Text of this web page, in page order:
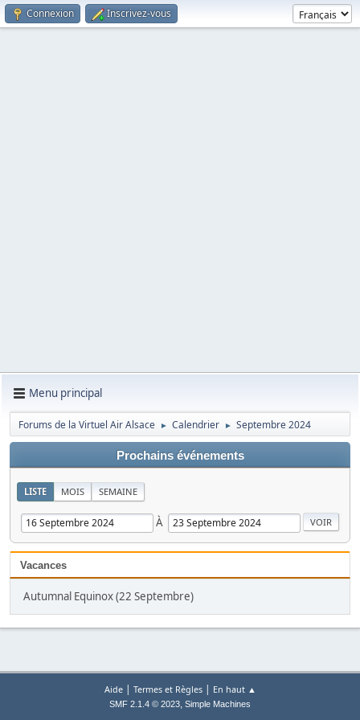
Connexion Inscrivez-vous
Menu principal
Forums de la Virtuel Air Alsace ► Calendrier ► Septembre 2024
Prochains événements
LISTE MOIS SEMAINE
À
Vacances
Autumnal Equinox (22 Septembre)
Aide| Termes et Règles| En haut ▲
SMF 2.1.4 © 2023, Simple Machines